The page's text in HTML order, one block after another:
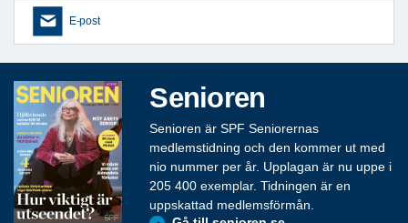
E-post
Senioren
Senioren är SPF Seniorernas
medlemstidning och den kommer ut med
nio nummer per år. Upplagan är nu uppe i
205 400 exemplar. Tidningen är en
uppskattad medlemsförmån.